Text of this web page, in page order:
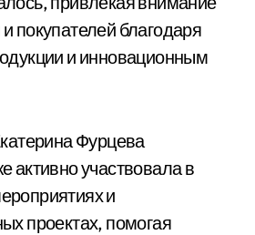
покупателей благодаря
и инновационным
Фурцева
активно участвовала в
и
проектах, помогая